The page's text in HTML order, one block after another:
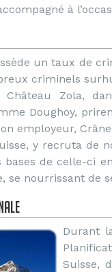
à
un taux de
criminels
Château Zola,
Doughoy,
employeur,
y recruta de
de celle-ci
se nourrissant de
Durant
Suisse,